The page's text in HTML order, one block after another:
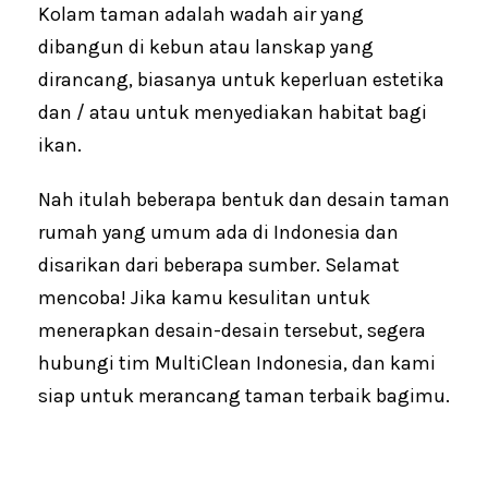
Kolam taman adalah wadah air yang
dibangun di kebun atau lanskap yang
dirancang, biasanya untuk keperluan estetika
dan / atau untuk menyediakan habitat bagi
ikan.
Nah itulah beberapa bentuk dan desain taman
rumah yang umum ada di Indonesia dan
disarikan dari beberapa sumber. Selamat
mencoba! Jika kamu kesulitan untuk
menerapkan desain-desain tersebut, segera
hubungi tim MultiClean Indonesia, dan kami
siap untuk merancang taman terbaik bagimu.